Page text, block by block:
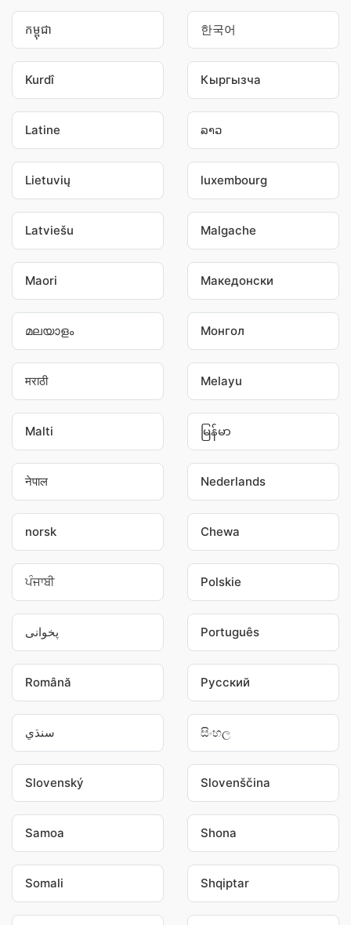
កម្ពុជា 한국어
Kurdî Кыргызча
Latine ລາວ
Lietuvių luxembourg
Latviešu Malgache
Maori Македонски
മലയാളം Монгол
मराठी Melayu
Malti မြန်မာ
नेपाल Nederlands
norsk Chewa
ਪੰਜਾਬੀ Polskie
پخوانی Português
Română Pусский
سنڌي සිංහල
Slovenský Slovenščina
Samoa Shona
Somali Shqiptar